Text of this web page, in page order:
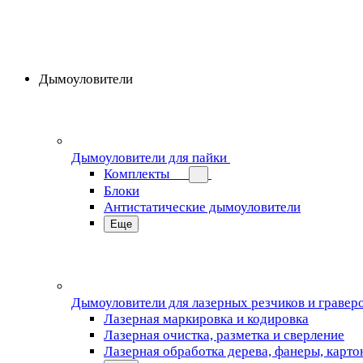
Дымоуловители
Дымоуловители для пайки
Комплекты
Блоки
Антистатические дымоуловители
Еще
Дымоуловители для лазерных резчиков и
Лазерная маркировка и кодировка
Лазерная очистка, разметка и сверление
Лазерная обработка дерева, фанеры,